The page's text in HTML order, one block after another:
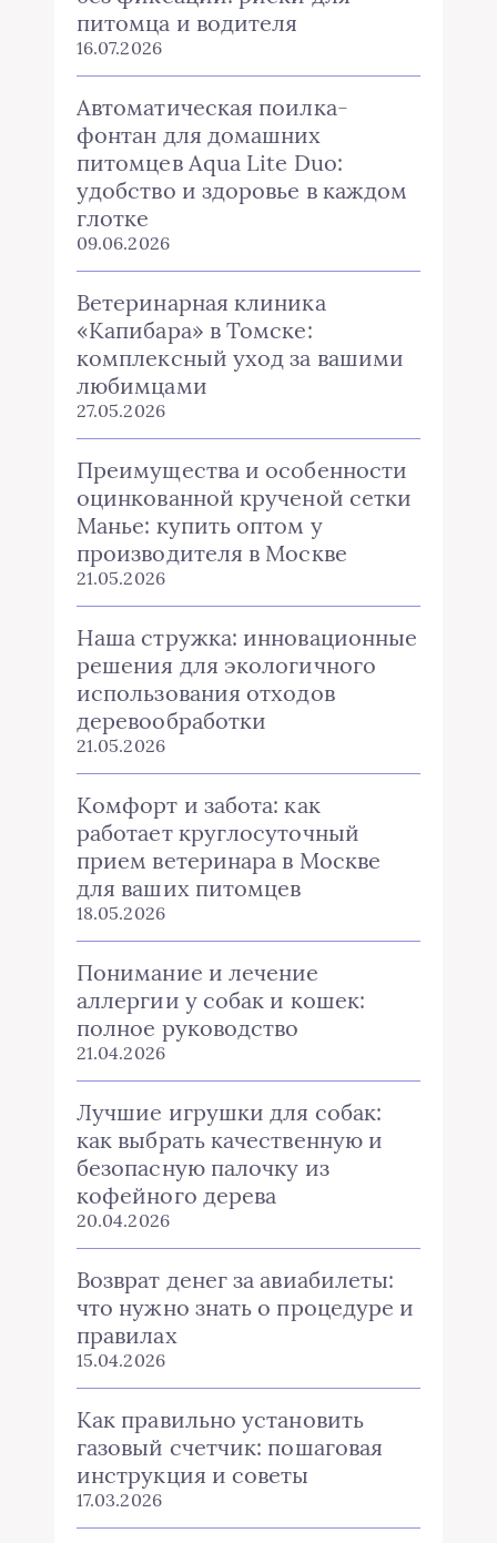
питомца и водителя
16.07.2026
Автоматическая поилка-
фонтан для домашних
питомцев Aqua Lite Duo:
удобство и здоровье в каждом
глотке
09.06.2026
Ветеринарная клиника
«Капибара» в Томске:
комплексный уход за вашими
любимцами
27.05.2026
Преимущества и особенности
оцинкованной крученой сетки
Манье: купить оптом у
производителя в Москве
21.05.2026
Наша стружка: инновационные
решения для экологичного
использования отходов
деревообработки
21.05.2026
Комфорт и забота: как
работает круглосуточный
прием ветеринара в Москве
для ваших питомцев
18.05.2026
Понимание и лечение
аллергии у собак и кошек:
полное руководство
21.04.2026
Лучшие игрушки для собак:
как выбрать качественную и
безопасную палочку из
кофейного дерева
20.04.2026
Возврат денег за авиабилеты:
что нужно знать о процедуре и
правилах
15.04.2026
Как правильно установить
газовый счетчик: пошаговая
инструкция и советы
17.03.2026